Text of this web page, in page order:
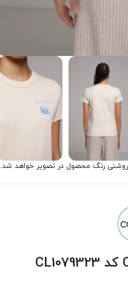
روشنی رنگ محصول در تصویر خواهد شد.